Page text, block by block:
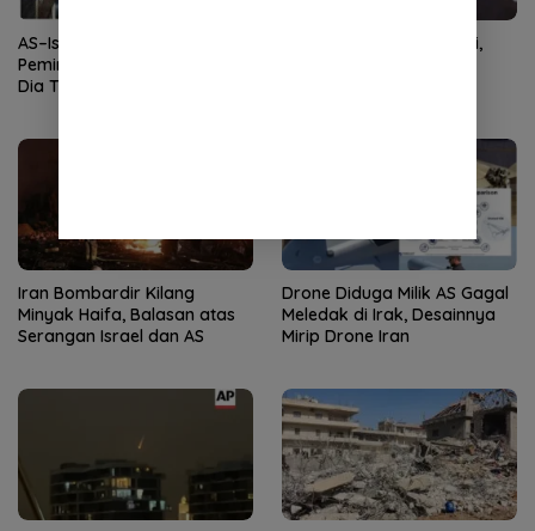
AS–Israel Targetkan
Pemimpin Baru Iran, Trump:
Dia Tak Akan Bertahan Lama
Profil Mojtaba Khamenei,
Iran Bombardir Kilang
Minyak Haifa, Balasan atas
Serangan Israel dan AS
Drone Diduga Milik AS Gagal
Meledak di Irak, Desainnya
Mirip Drone Iran